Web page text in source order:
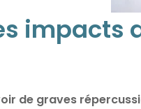
impacts
de graves